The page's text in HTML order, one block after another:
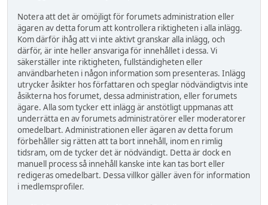
Notera att det är omöjligt för forumets administration eller
ägaren av detta forum att kontrollera riktigheten i alla inlägg.
Kom därför ihåg att vi inte aktivt granskar alla inlägg, och
därför, är inte heller ansvariga för innehållet i dessa. Vi
säkerställer inte riktigheten, fullständigheten eller
användbarheten i någon information som presenteras. Inlägg
utrycker åsikter hos författaren och speglar nödvändigtvis inte
åsikterna hos forumet, dessa administration, eller forumets
ägare. Alla som tycker ett inlägg är anstötligt uppmanas att
underrätta en av forumets administratörer eller moderatorer
omedelbart. Administrationen eller ägaren av detta forum
förbehåller sig rätten att ta bort innehåll, inom en rimlig
tidsram, om de tycker det är nödvändigt. Detta är dock en
manuell process så innehåll kanske inte kan tas bort eller
redigeras omedelbart. Dessa villkor gäller även för information
i medlemsprofiler.